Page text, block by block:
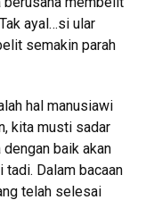
ayal…si ular
semakin parah
hal manusiawi
kita musti sadar
baik akan
Dalam bacaan
telah selesai